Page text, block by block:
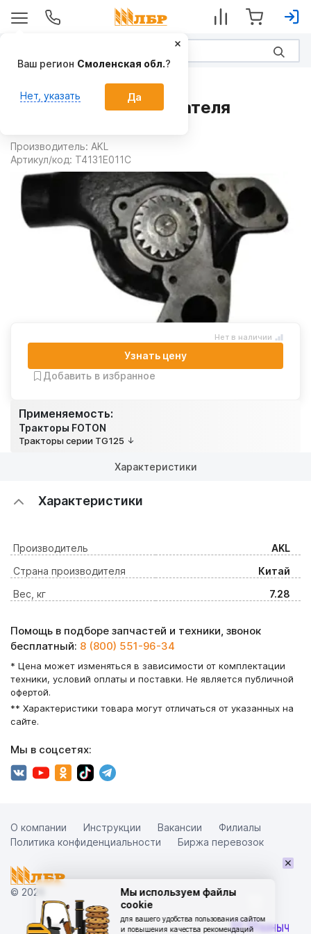
Насос водяной двигателя
Производитель: AKL
Артикул/код: T4131E011C
Применяемость:
Тракторы FOTON
Тракторы серии TG125
Нет в наличии
Узнать цену
Добавить в избранное
Характеристики
Характеристики
Производитель
AKL
Страна производителя
Китай
Вес, кг
7.28
Мы используем файлы
cookie
для вашего удобства пользования сайтом
и повышения качества рекомендаций
Помощь в подборе запчастей и техники, звонок
бесплатный: 8 (800) 551-96-34
* Цена может изменяться в зависимости от комплектации
техники, условий оплаты и поставки. Не является публичной
офертой.
** Характеристики товара могут отличаться от указанных на
сайте.
Мы в соцсетях:
© 2026
О компании Инструкции Вакансии
Филиалы
Политика конфиденциальности
Биржа перевозок
×
Ваш регион Смоленская обл.?
Нет, указать Да